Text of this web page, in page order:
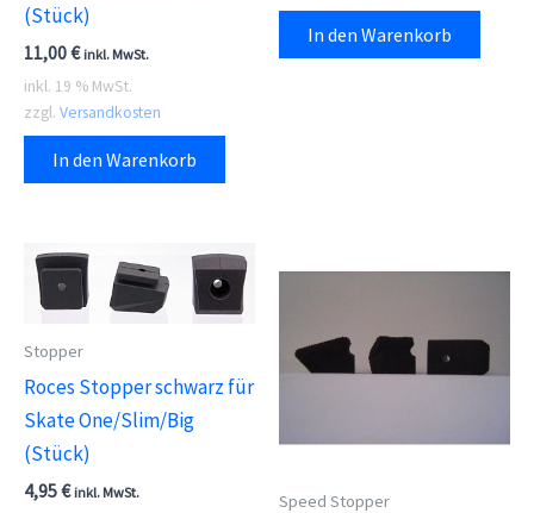
(Stück)
11,00€ inkl. MwSt.
inkl. 19 % MwSt.
zzgl. Versandkosten
In den Warenkorb
In den Warenkorb
Stopper
Roces Stopper schwarz für
Skate One/Slim/Big
(Stück)
4,95€ inkl. MwSt. Speed Stopper